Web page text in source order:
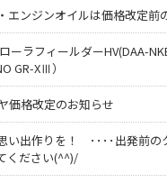
エンジンオイルは価格改定前
ーラフィールダーHV(DAA-
GR-XⅢ）
価格改定のお知らせ
い出作りを！ ････出発前の
ください(^^)/